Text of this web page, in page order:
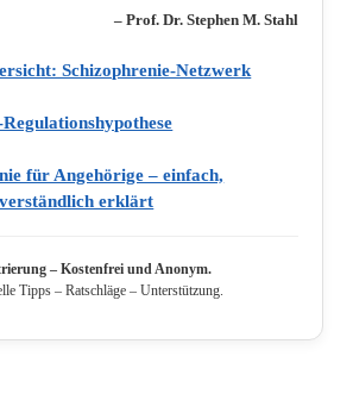
– Prof. Dr. Stephen M. Stahl
Schizophrenie‑Netzwerk
für Angehörige – einfach,
erklärt
– Kostenfrei und Anonym.
Tipps – Ratschläge – Unterstützung.